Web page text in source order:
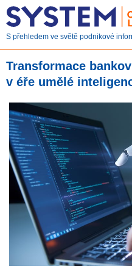
S přehledem ve světě podnikové
Transformace
v éře umělé